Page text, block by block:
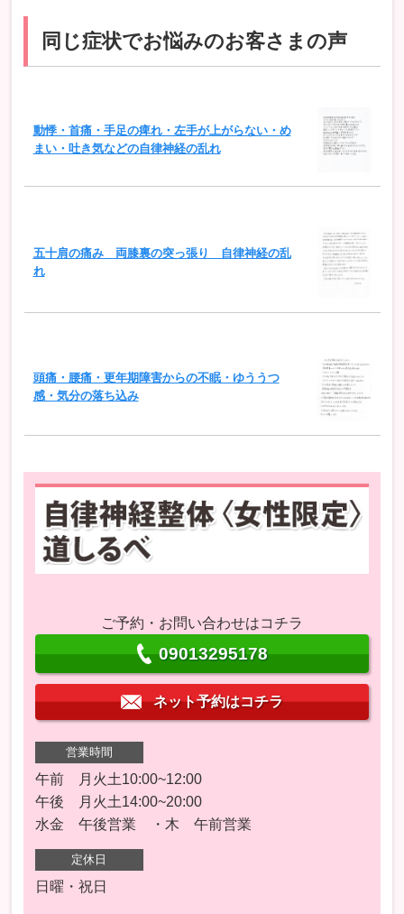
同じ症状でお悩みのお客さまの声
動悸・首痛・手足の痺れ・左手が上がらない・め
まい・吐き気などの自律神経の乱れ
五十肩の痛み 両膝裏の突っ張り 自律神経の乱
れ
頭痛・腰痛・更年期障害からの不眠・ゆううつ
感・気分の落ち込み
ご予約・お問い合わせはコチラ
09013295178
ネット予約はコチラ
営業時間
午前 月火土10:00~12:00
午後 月火土14:00~20:00
水金 午後営業 ・木 午前営業
定休日
日曜・祝日